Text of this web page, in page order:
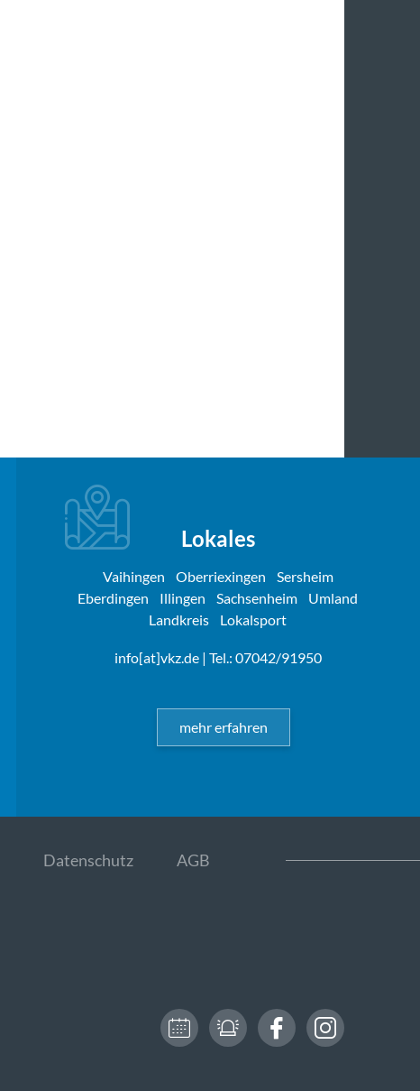
Lokales
Vaihingen Oberriexingen
Sersheim
Eberdingen
Illingen Sachsenheim
Umland
Landkreis
Lokalsport
info[at]vkz.de| Tel.: 07042/91950
mehr erfahren
Datenschutz AGB